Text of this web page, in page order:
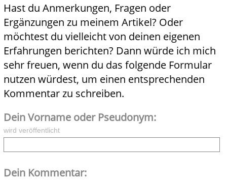
Hast du Anmerkungen, Fragen oder
Ergänzungen zu meinem Artikel? Oder
möchtest du vielleicht von deinen eigenen
Erfahrungen berichten? Dann würde ich mich
sehr freuen, wenn du das folgende Formular
nutzen würdest, um einen entsprechenden
Kommentar zu schreiben.
Dein Vorname oder Pseudonym:
wird veröffentlicht
Dein Kommentar: